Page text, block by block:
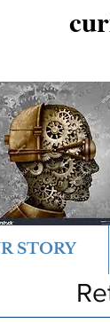
STORY